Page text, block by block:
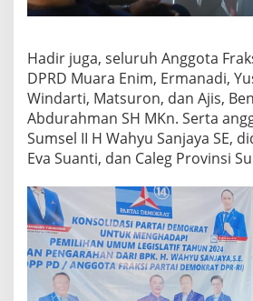
Hadir juga, seluruh Anggota
DPRD Muara Enim, Ermanadi,
Windarti, Matsuron, dan Ajis,
Abdurahman SH MKn. Serta
Sumsel II H Wahyu Sanjaya SE,
Eva Suanti, dan Caleg Provinsi